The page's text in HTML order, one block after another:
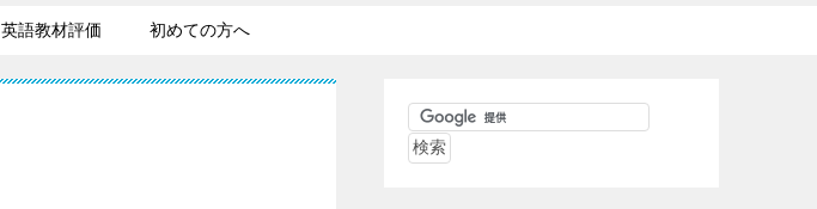
英語教材評価 初めての方へ